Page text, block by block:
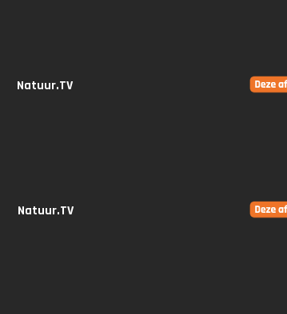
Natuur.TV
Natuur.TV